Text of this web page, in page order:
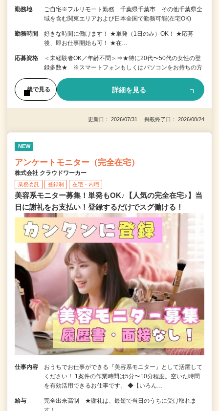
勤務地
ご自宅※フルリモート勤務 千葉県千葉市 その他千葉県全
域を含む関東エリアおよび日本全国で勤務可能(在宅OK)
勤務時間
好きな時間に働けます！ ★単発（1日のみ）OK！ ★応募
後、即お仕事開始も可！ ★在…
応募資格
＜未経験者OK／年齢不問＞⇒★特に20代〜50代の女性の登
録多数★ ※スマートフォンもしくはパソコンをお持ちの方
後で見る 詳細を見る
更新日： 2026/07/31 掲載終了日： 2026/08/24
NEW
アンケートモニター（完全在宅）
株式会社 クラウドワーカー
業務委託 登録制 在宅・内職
美容系モニター募集！単発もOK♪【人気の完全在宅♪】当
日に謝礼をお支払い！登録するだけでスグ働ける！
仕事内容
おうちでお仕事ができる『美容系モニター』として活躍して
ください！ 1案件の作業時間は5分〜10分程度。空いた時間
を有効活用できるお仕事です。 ◆【いろん…
給与
完全出来高制 ★謝礼は、最短で当日のうちに受け取れま